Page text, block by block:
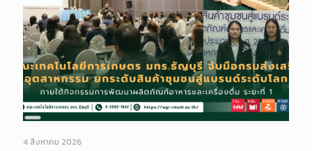
Long
Description
4 สิงหาคม 2026